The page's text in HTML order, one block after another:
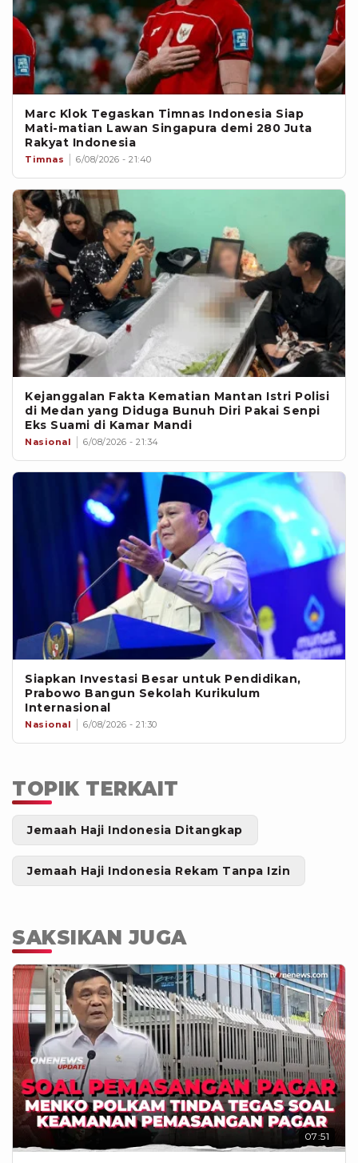
Marc Klok Tegaskan Timnas Indonesia Siap
Mati-matian Lawan Singapura demi 280 Juta
Rakyat Indonesia
Timnas 6/08/2026 - 21:40
Kejanggalan Fakta Kematian Mantan Istri Polisi
di Medan yang Diduga Bunuh Diri Pakai Senpi
Eks Suami di Kamar Mandi
Nasional 6/08/2026 - 21:34
Siapkan Investasi Besar untuk Pendidikan,
Prabowo Bangun Sekolah Kurikulum
Internasional
Nasional 6/08/2026 - 21:30
TOPIK TERKAIT
Jemaah Haji Indonesia Ditangkap
Jemaah Haji Indonesia Rekam Tanpa Izin
SAKSIKAN JUGA
07:51